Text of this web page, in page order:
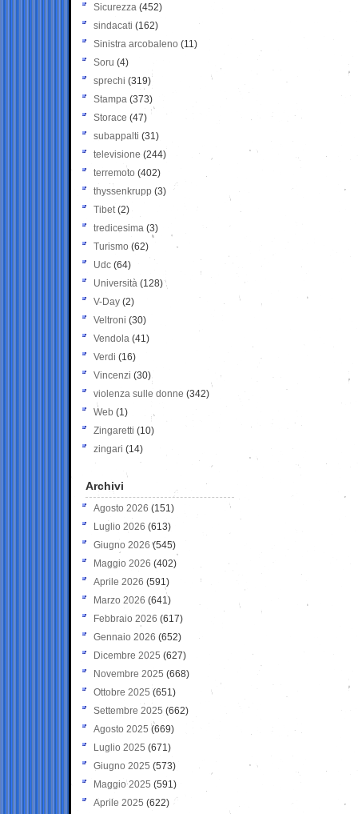
Sicurezza (452)
sindacati (162)
Sinistra arcobaleno (11)
Soru (4)
sprechi (319)
Stampa (373)
Storace (47)
subappalti (31)
televisione(244)
terremoto (402)
thyssenkrupp (3)
Tibet(2)
tredicesima (3)
Turismo (62)
Udc (64)
Università (128)
V-Day (2)
Veltroni (30)
Vendola (41)
Verdi (16)
Vincenzi (30)
violenza sulle donne (342)
Web (1)
Zingaretti (10)
zingari (14)
Archivi
Agosto 2026 (151)
Luglio 2026 (613)
Giugno 2026 (545)
Maggio 2026 (402)
Aprile 2026 (591)
Marzo 2026 (641)
Febbraio 2026 (617)
Gennaio 2026 (652)
Dicembre 2025 (627)
Novembre 2025 (668)
Ottobre 2025 (651)
Settembre 2025 (662)
Agosto 2025 (669)
Luglio 2025 (671)
Giugno 2025 (573)
Maggio 2025 (591)
Aprile 2025 (622)